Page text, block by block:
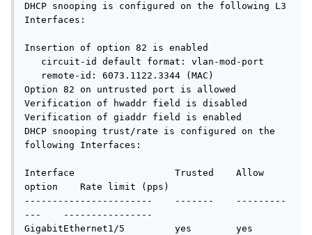
DHCP snooping is configured on the following L3
Interfaces:
Insertion of option 82 is enabled
Option 82 on untrusted port is allowed
Verification of hwaddr field is disabled
Verification of giaddr field is enabled
DHCP snooping trust/rate is configured on the
following Interfaces:
Interface                  Trusted    Allow
option    Rate limit (pps)
-----------------------    -------    ---------
---    ----------------
GigabitEthernet1/5         yes        yes